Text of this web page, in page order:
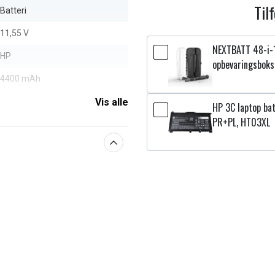
Batteri
11,55 V
HP
4400 mAh
Vis alle
NEXTBATT
opbevaringsboks
HP 3C laptop
PR+PL, HT03XL